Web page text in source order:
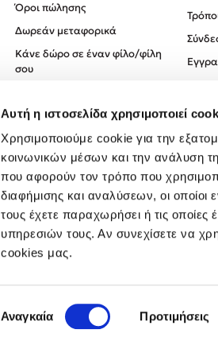
Αυτή η ιστοσελίδα χρησιμοποιεί
Χρησιμοποιούμε cookie για την
κοινωνικών μέσων και την ανάλυση
που αφορούν τον τρόπο που
διαφήμισης και αναλύσεων, οι
τους έχετε παραχωρήσει ή τις
υπηρεσιών τους. Αν συνεχίσετε να
cookies μας.
συγκατάθεσης
Αναγκαία Προτιμήσεις
Όροι πώλησης
Δωρεάν μεταφορικά
Κάνε δώρο σε έναν φίλο/φίλη
σου
Πολιτική Απορρήτου
Όροι χρήσης